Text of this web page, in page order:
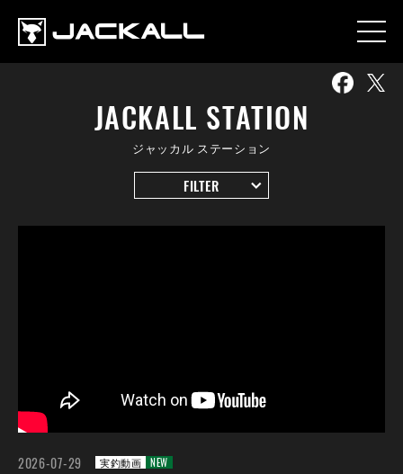
JACKALL STATION
ジャッカル ステーション
FILTER
2026-07-29 実釣動画 NEW